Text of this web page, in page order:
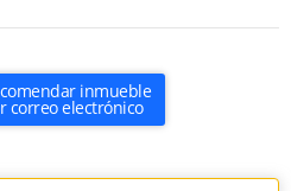
inmueble
correo electrónico